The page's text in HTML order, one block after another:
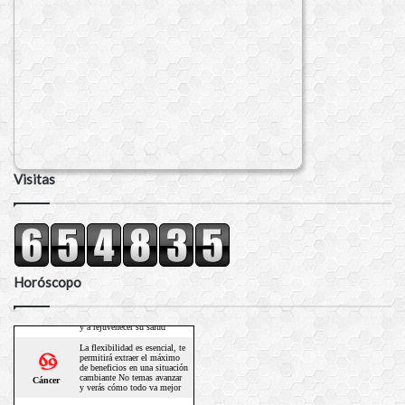
Visitas
Horóscopo